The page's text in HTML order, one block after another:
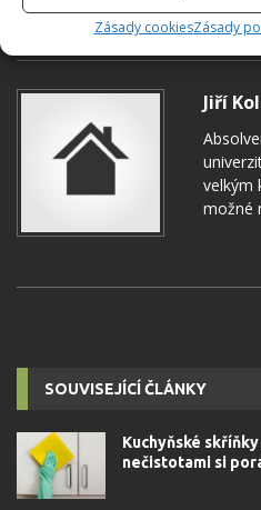
Zásady cookiesZásady
ČIŠTĚNÍ PÁNEV
Jiří
velkým
možné
SOUVISEJÍCÍ ČLÁNKY
Kuchyňské
nečistotami si